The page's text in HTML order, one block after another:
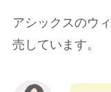
アシックスのウ
売しています。